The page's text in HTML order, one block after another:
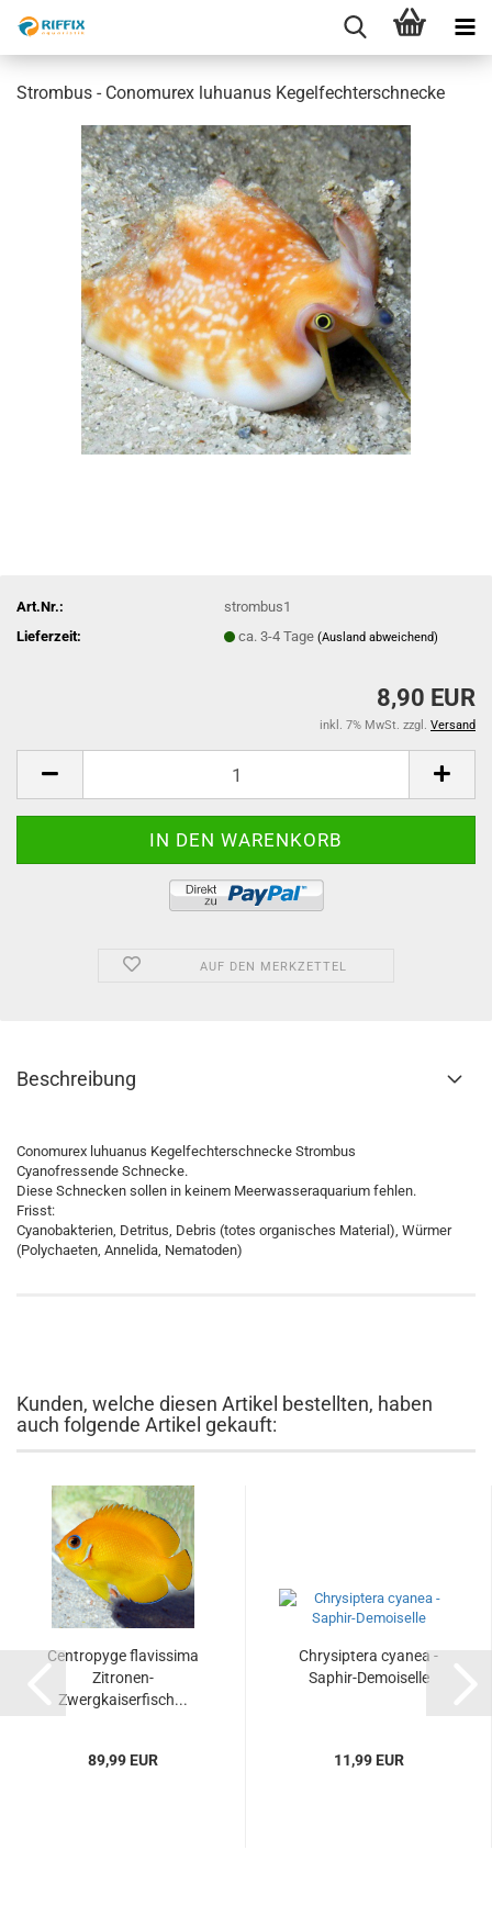
Strombus - Conomurex luhuanus Kegelfechterschnecke
Art.Nr.:
strombus1
Lieferzeit:
ca. 3-4 Tage(Ausland abweichend)
8,90 EUR
inkl. 7% MwSt. zzgl. Versand
AUF DEN MERKZETTEL
Beschreibung
Conomurex luhuanus Kegelfechterschnecke Strombus
Cyanofressende Schnecke.
Diese Schnecken sollen in keinem Meerwasseraquarium fehlen.
Frisst:
Cyanobakterien, Detritus, Debris (totes organisches Material), Würmer
(Polychaeten, Annelida, Nematoden)
Kunden, welche diesen Artikel bestellten, haben
auch folgende Artikel gekauft:
Centropyge flavissima
Zitronen-
Zwergkaiserfisch...
89,99 EUR
Chrysiptera cyanea -
Saphir-Demoiselle
11,99 EUR